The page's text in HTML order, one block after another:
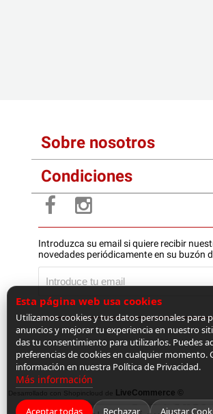
Sobre nosotros
Condiciones
Introduzca su email si quiere recibir
novedades periódicamente en su buzón
Desarrollado con Shopincloud de LiveCommerce ©
Esta página web usa cookies
Utilizamos cookies y tus datos personales para
anuncios y mejorar tu experiencia en nuestro
das tu consentimiento para utilizarlos. Puedes
preferencias de cookies en cualquier momento.
información en nuestra Política de Privacidad.
Más información
Aceptar todas Rechazar Ajustar